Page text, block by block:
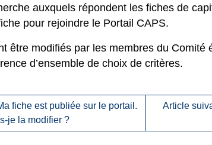
auxquels répondent les fiches de
pour rejoindre le Portail CAPS.
être modifiés par les membres du
d’ensemble de choix de critères.
fiche est publiée sur le portail.
je la modifier ?
Article